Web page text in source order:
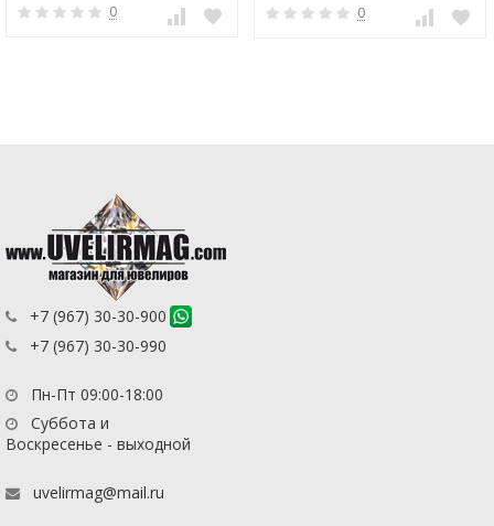
0 0
+7 (967) 30-30-900
+7 (967) 30-30-990
Пн-Пт 09:00-18:00
Суббота и
Воскресенье - выходной
uvelirmag@mail.ru